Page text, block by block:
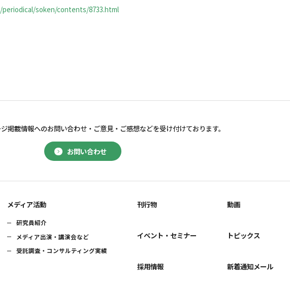
soken/contents/8733.html
お問い合わせ
掲載情報へのお問い合わせ・ ご意見・ご感想などを受け付けております。
メディア活動
研究員紹介
メディア出演・講演会など
受託調査・コンサルティング実績
刊行物
イベント・セミナー
採用情報
動画
トピックス
新着通知メール